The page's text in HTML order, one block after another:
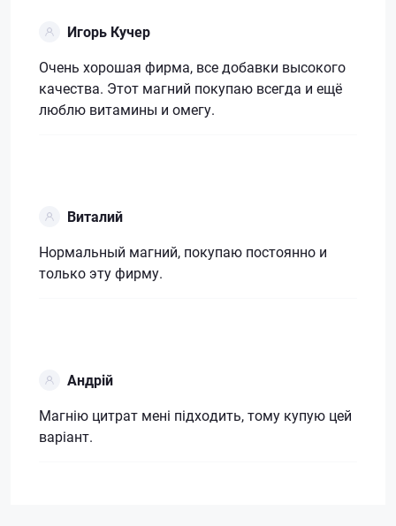
Игорь Кучер
Очень хорошая фирма, все добавки высокого
качества. Этот магний покупаю всегда и ещё
люблю витамины и омегу.
Виталий
Нормальный магний, покупаю постоянно и
только эту фирму.
Андрій
Магнію цитрат мені підходить, тому купую цей
варіант.